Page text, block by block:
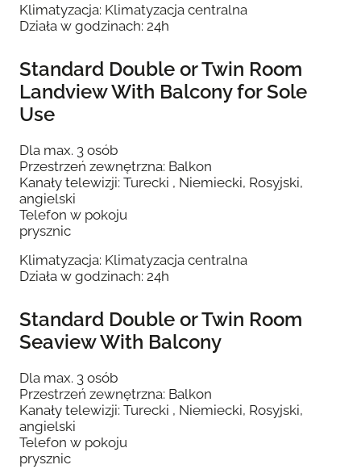
Klimatyzacja: Klimatyzacja centralna
Działa w godzinach: 24h
Standard Double or Twin Room
Landview With Balcony for Sole
Use
Dla max. 3 osób
Przestrzeń zewnętrzna: Balkon
Kanały telewizji: Turecki , Niemiecki, Rosyjski,
angielski
Telefon w pokoju
prysznic
Klimatyzacja: Klimatyzacja centralna
Działa w godzinach: 24h
Standard Double or Twin Room
Seaview With Balcony
Dla max. 3 osób
Przestrzeń zewnętrzna: Balkon
Kanały telewizji: Turecki , Niemiecki, Rosyjski,
angielski
Telefon w pokoju
prysznic